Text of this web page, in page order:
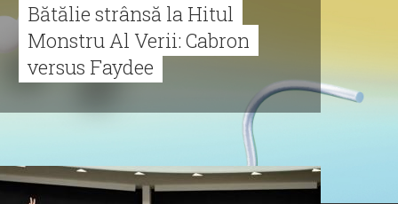
Bătălie strânsă la Hitul
Monstru Al Verii: Cabron
versus Faydee
Cabron vine cu Hitul